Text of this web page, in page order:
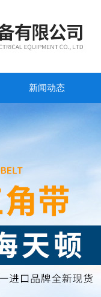
新闻动态